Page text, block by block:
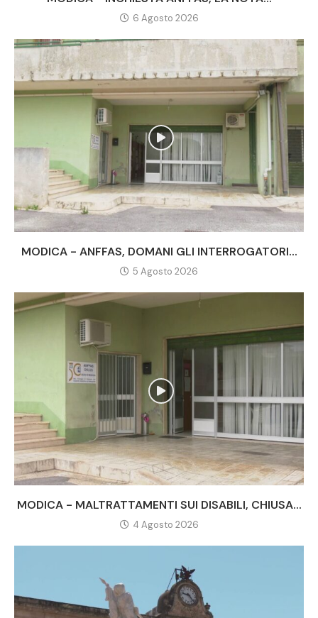
6 Agosto 2026
MODICA - ANFFAS, DOMANI GLI INTERROGATORI...
5 Agosto 2026
MODICA - MALTRATTAMENTI SUI DISABILI, CHIUSA...
4 Agosto 2026